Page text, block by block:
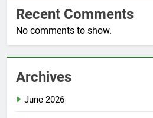
Recent Comments
No comments to show.
Archives
June 2026